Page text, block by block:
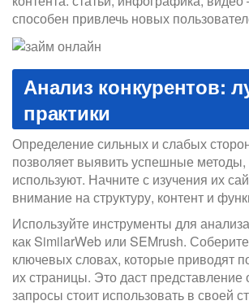
способен привлечь новых
Анализ конкурентов:
практики
Определение сильных и слабых
позволяет выявить успешные
используют. Начните с изучения их
внимание на структуру, контент и
Используйте инструменты для
как SimilarWeb или SEMrush.
ключевых словах, которые приводят
их страницы. Это даст представление
запросы стоит использовать в своей